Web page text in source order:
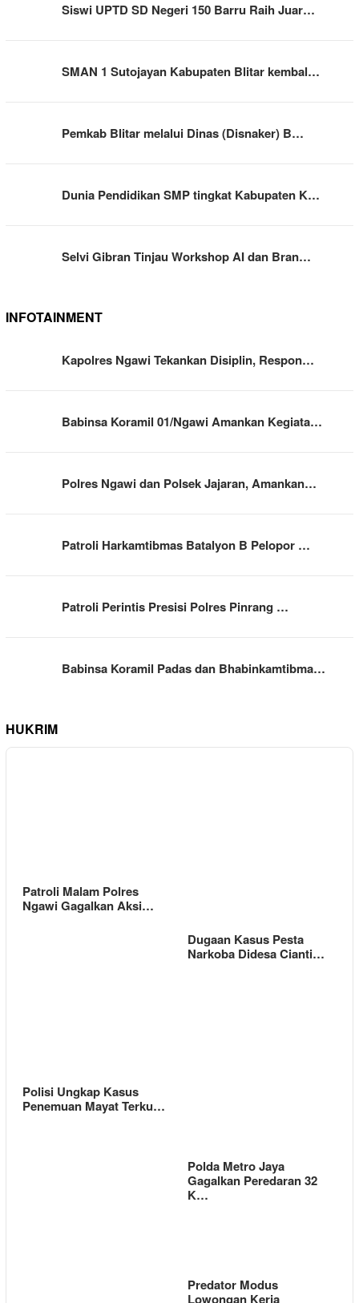
Siswi UPTD SD Negeri 150 Barru Raih Juar…
SMAN 1 Sutojayan Kabupaten Blitar kembal…
Pemkab Blitar melalui Dinas (Disnaker) B…
Dunia Pendidikan SMP tingkat Kabupaten K…
Selvi Gibran Tinjau Workshop AI dan Bran…
INFOTAINMENT
Kapolres Ngawi Tekankan Disiplin, Respon…
Babinsa Koramil 01/Ngawi Amankan Kegiata…
Polres Ngawi dan Polsek Jajaran, Amankan…
Patroli Harkamtibmas Batalyon B Pelopor …
Patroli Perintis Presisi Polres Pinrang …
Babinsa Koramil Padas dan Bhabinkamtibma…
HUKRIM
Patroli Malam Polres
Ngawi Gagalkan Aksi…
Dugaan Kasus Pesta
Narkoba Didesa Cianti…
Polisi Ungkap Kasus
Penemuan Mayat Terku…
Polda Metro Jaya
Gagalkan Peredaran 32
K…
Predator Modus
Lowongan Kerja